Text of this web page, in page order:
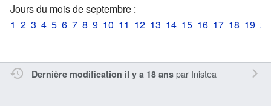
Jours du mois de septembre :
1 2 3 4 5 6 7 8 9 10 11 12 13 14 15 16 17 18 19 20
Dernière modification il y a 18 anspar Inistea